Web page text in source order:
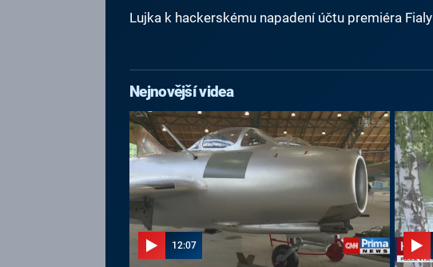
Lujka k hackerskému napadení účtu premiéra Fialy
Nejnovější videa
12:07